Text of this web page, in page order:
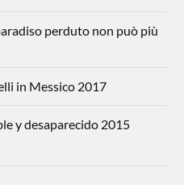
perduto non può più
in Messico 2017
y desaparecido 2015